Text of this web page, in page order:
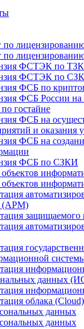
по
по
ФСТЭК по
ФСТЭК по
ФСБ по
ФСБ России на
по гостайне
ФСБ на
и оказания
ФСБ на
ФСБ по СЗКИ
объектов
объектов
(АРМ)
данных
облака (Cloud)
данных
данных